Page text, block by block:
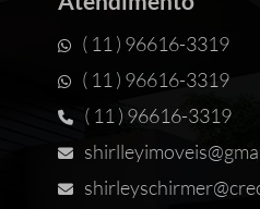
( 11 ) 96616-3319
( 11 ) 96616-3319
( 11 ) 96616-3319